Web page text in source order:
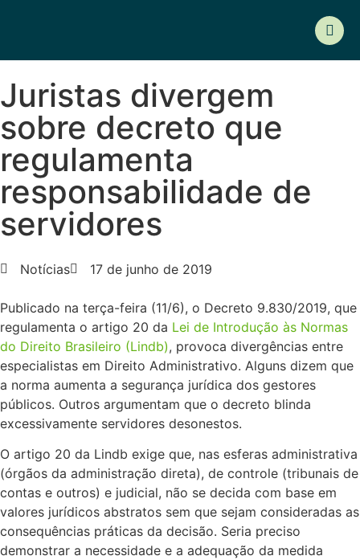
Juristas divergem
sobre decreto que
regulamenta
responsabilidade de
servidores
Notícias 17 de junho de 2019
Publicado na terça-feira (11/6), o Decreto 9.830/2019, que
regulamenta o artigo 20 da Lei de Introdução às Normas
do Direito Brasileiro (Lindb), provoca divergências entre
especialistas em Direito Administrativo. Alguns dizem que
a norma aumenta a segurança jurídica dos gestores
públicos. Outros argumentam que o decreto blinda
excessivamente servidores desonestos.
O artigo 20 da Lindb exige que, nas esferas administrativa
(órgãos da administração direta), de controle (tribunais de
contas e outros) e judicial, não se decida com base em
valores jurídicos abstratos sem que sejam consideradas as
consequências práticas da decisão. Seria preciso
demonstrar a necessidade e a adequação da medida